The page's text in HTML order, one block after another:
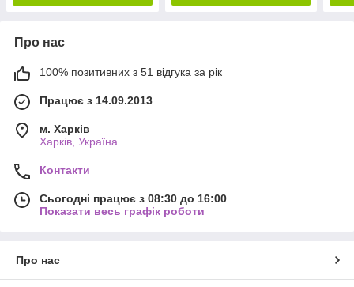
Про нас
100% позитивних з 51 відгука за рік
Працює з 14.09.2013
м. Харків
Харків, Україна
Контакти
Сьогодні працює з 08:30 до 16:00
Показати весь графік роботи
Про нас